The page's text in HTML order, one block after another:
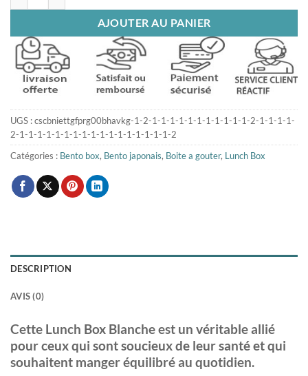
AJOUTER AU PANIER
UGS :cscbniettgfprg00bhavkg-1-2-1-1-1-1-1-1-1-1-1-1-1-2-1-1-1-1-
2-1-1-1-1-1-1-1-1-1-1-1-1-1-1-1-1-1-2
Catégories : Bento box, Bento japonais, Boite a gouter, Lunch Box
DESCRIPTION
AVIS (0)
Cette Lunch Box Blanche est un véritable allié
pour ceux qui sont soucieux de leur santé et qui
souhaitent manger équilibré au quotidien.